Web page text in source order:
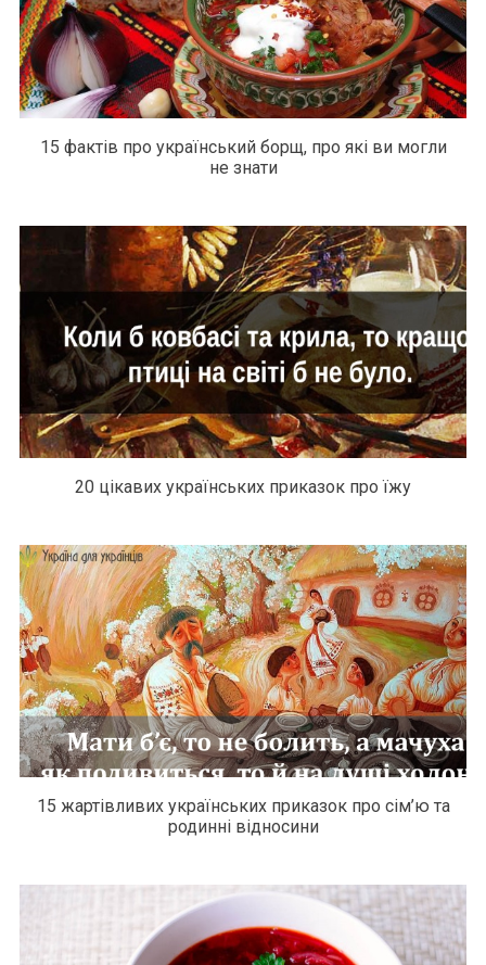
15 фактів про український борщ, про які ви могли
не знати
20 цікавих українських приказок про їжу
15 жартівливих українських приказок про сім’ю та
родинні відносини